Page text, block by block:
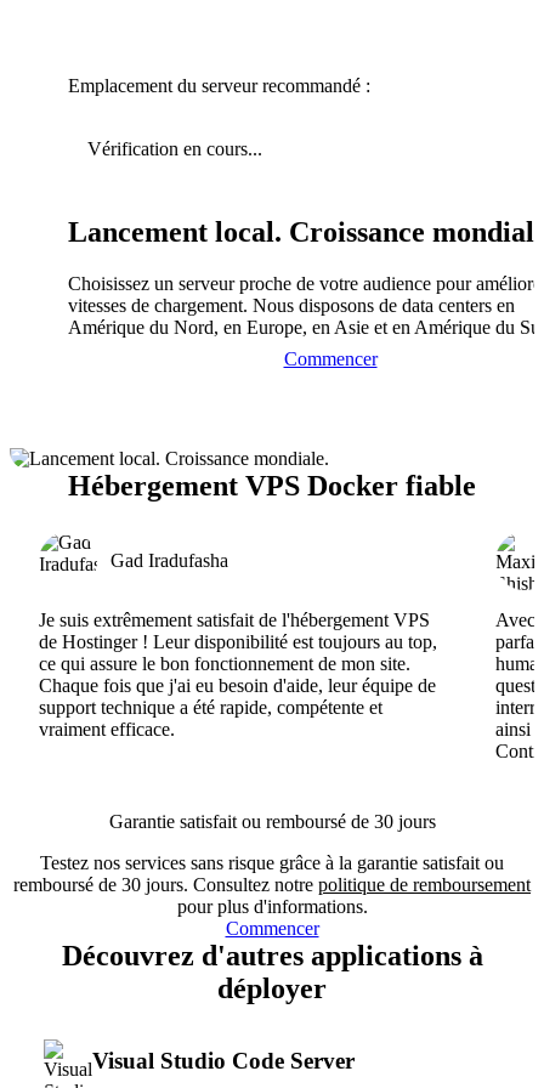
Emplacement du serveur recommandé :
Vérification en cours...
Lancement local. Croissance
Choisissez un serveur proche de votre audience pour
vitesses de chargement. Nous disposons de data centers en
Amérique du Nord, en Europe, en Asie et en Amérique du
Commencer
Hébergement VPS Docker fiable
Gad Iradufasha
Je suis extrêmement satisfait de l'hébergement VPS
de Hostinger ! Leur disponibilité est toujours au top,
ce qui assure le bon fonctionnement de mon site.
Chaque fois que j'ai eu besoin d'aide, leur équipe de
support technique a été rapide, compétente et
vraiment efficace.
Avec
ainsi
Garantie satisfait ou remboursé de 30 jours
Testez nos services sans risque grâce à la garantie satisfait ou
remboursé de 30 jours. Consultez notre politique de remboursement
pour plus d'informations.
Commencer
Découvrez d'autres applications à
déployer
Visual Studio Code Server